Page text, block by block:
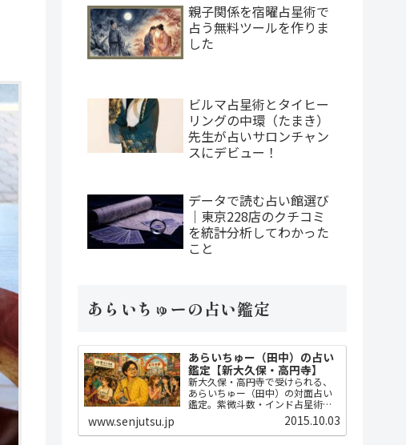
親子関係を宿曜占星術で
占う無料ツールを作りま
した
ビルマ占星術とタイヒー
リングの中環（たまき）
先生が占いサロンチャン
スにデビュー！
データで読む占い館選び
｜東京228店のクチコミ
を統計分析してわかった
こと
あらいちゅーの占い鑑定
あらいちゅー（田中）の占い
鑑定【新大久保・高円寺】
新大久保・高円寺で受けられる、
あらいちゅー（田中）の対面占い
鑑定。紫微斗数・インド占星術・
ダウジングで2時間かけてじっくり
占い、開運指導までセット。
MBA・FP・宅建士の実務知識に基
www.senjutsu.jp 2015.10.03